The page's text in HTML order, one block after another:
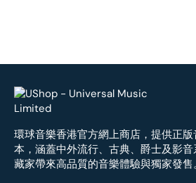
環球音樂香港官方網上商店，提供正
本，涵蓋中外流行、古典、爵士及影
藏家帶來高品質的音樂體驗與獨家發售。